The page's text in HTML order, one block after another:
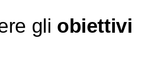
gli obiettivi